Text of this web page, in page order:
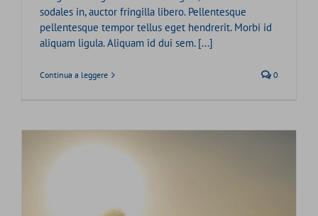
sodales in, auctor fringilla libero. Pellentesque
pellentesque tempor tellus eget hendrerit. Morbi id
aliquam ligula. Aliquam id dui sem. [...]
Continua a leggere 0